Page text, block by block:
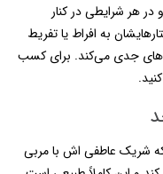
هر شرایطی در کنار
به افراط یا تفریط
جدی می‌کند. برای کسب
شریک عاطفی اش با مربی